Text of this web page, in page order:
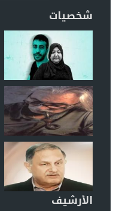
شخصيات
الأرشيف